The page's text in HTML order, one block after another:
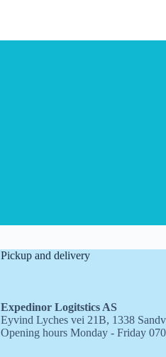
Pickup and delivery
Expedinor Logitstics AS
Eyvind Lyches vei 21B, 1338
Opening hours Monday - Friday